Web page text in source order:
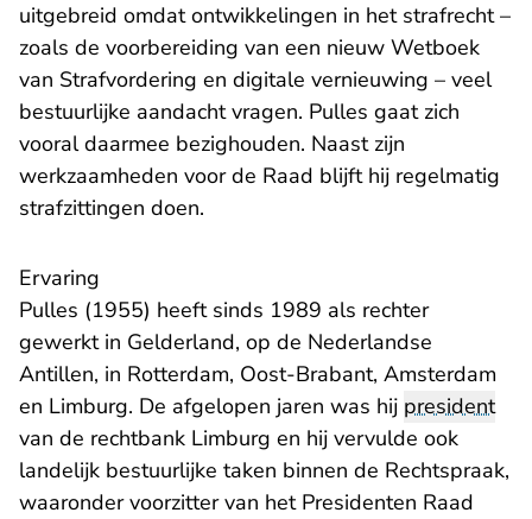
uitgebreid omdat ontwikkelingen in het strafrecht –
zoals de voorbereiding van een nieuw Wetboek
van Strafvordering en digitale vernieuwing – veel
bestuurlijke aandacht vragen. Pulles gaat zich
vooral daarmee bezighouden. Naast zijn
werkzaamheden voor de Raad blijft hij regelmatig
strafzittingen doen.
Ervaring
Pulles (1955) heeft sinds 1989 als rechter
gewerkt in Gelderland, op de Nederlandse
Antillen, in Rotterdam, Oost-Brabant, Amsterdam
en Limburg. De afgelopen jaren was hij president
van de rechtbank Limburg en hij vervulde ook
landelijk bestuurlijke taken binnen de Rechtspraak,
waaronder voorzitter van het Presidenten Raad